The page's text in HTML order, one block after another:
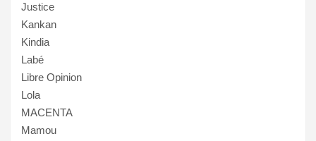
Justice
Kankan
Kindia
Labé
Libre Opinion
Lola
MACENTA
Mamou